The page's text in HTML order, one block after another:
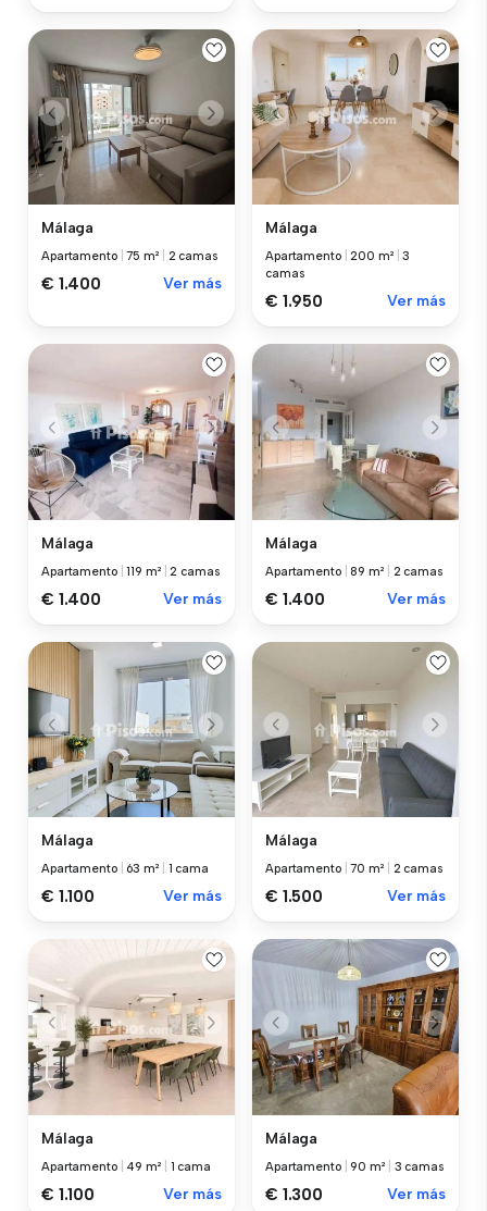
Málaga
Apartamento |75 m² 2 camas
€ 1.400 Ver más
Málaga
Apartamento |200 m² |3
camas
€ 1.950 Ver más
Málaga
Apartamento |119 m² |2 camas
€ 1.400 Ver más
Málaga
Apartamento |89 m² 2 camas
€ 1.400 Ver más
Málaga
Apartamento 63 m² 1 cama
€ 1.100 Ver más
Málaga
Apartamento |70 m² 2 camas
€ 1.500 Ver más
Málaga
Apartamento 49 m² 1 cama
€ 1.100 Ver más
Málaga
Apartamento |90 m² 3 camas
€ 1.300 Ver más